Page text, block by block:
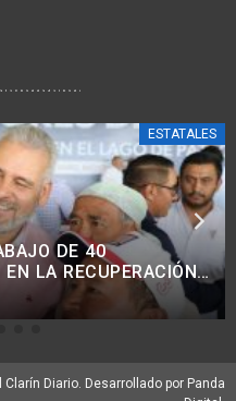
ESTATALES
EN COMUNIDADES
38 KM DE CAMINOS:
Diario. Desarrollado por Panda